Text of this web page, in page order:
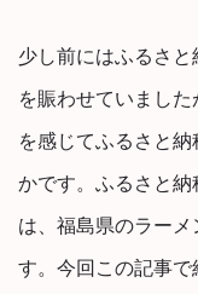
少し前にはふるさと
を賑わせていました
を感じてふるさと納
かです。ふるさと納
は、福島県のラーメ
す。今回この記事で